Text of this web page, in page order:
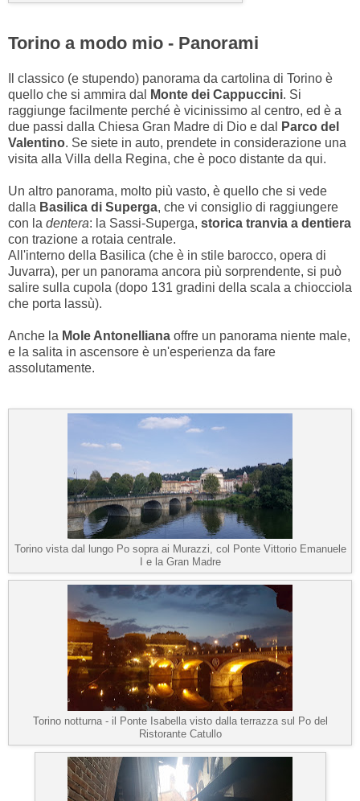
Torino a modo mio - Panorami
Il classico (e stupendo) panorama da cartolina di Torino è
quello che si ammira dal
Monte dei Cappuccini. Si
raggiunge facilmente perché è vicinissimo al centro, ed è a
due passi dalla Chiesa Gran Madre di Dio e dal
Parco del
Valentino. Se siete in auto, prendete in considerazione una
visita alla Villa della Regina, che è poco distante da qui.
Un altro panorama, molto più vasto, è quello che si vede
dalla Basilica di Superga, che vi consiglio di raggiungere
con la dentera: la Sassi-Superga, storica tranvia a dentiera
con trazione a rotaia centrale.
All'interno della Basilica (che è in stile barocco, opera di
Juvarra), per un panorama ancora più sorprendente, si può
salire sulla cupola (dopo 131 gradini della scala a chiocciola
che porta lassù).
Anche la Mole Antonelliana offre un panorama niente male,
e la salita in ascensore è un'esperienza da fare
assolutamente.
Torino vista dal lungo Po sopra ai Murazzi, col Ponte Vittorio Emanuele
I e la Gran Madre
Torino notturna - il Ponte Isabella visto dalla terrazza sul Po del
Ristorante Catullo